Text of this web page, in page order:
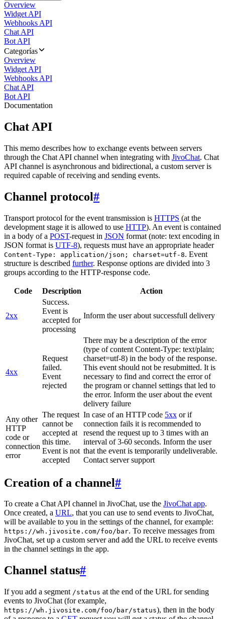
Overview
Widget API
Webhooks API
Chat API
Bot API
Categorías
Overview
Widget API
Webhooks API
Chat API
Bot API
Documentation
Chat API
This memo describes how to exchange events between servers
through the Chat API channel when integrating with JivoChat. Chat
API channel is asynchronous and bidirectional, a custom server is
required capable of receiving and sending events.
Channel protocol#
Transport protocol for the event transmission is HTTPS (at the
development stage it is allowed to use HTTP). An event is contained
in a body of a POST-request in JSON format (note: text encoding in
JSON format is UTF-8), requests must have an appropriate header
Content-Type: application/json; charset=utf-8. Event
structure is described further. Response options are divided into 3
groups according to the HTTP-response code.
Code Description Action
2xx
Success.
Event is
accepted for
processing
Inform the user about successfull delivery
4xx
Request
failed.
Event
rejected
There may be a description of the error
(type of content Content-Type: text/plain;
charset=utf-8) in the body of the response.
This event should not be resubmitted. It is
necessary to find and correct the error of
the program or channel settings that led to
the error. Inform the user about the event
delivery failure
Any other
HTTP
code or
connection
error
The request
cannot be
accepted at
this time.
Event is not
accepted
In case of an HTTP code 5xx or if
connection fails it is recommended to
resend the request up to 3 times with an
interval of 3-60 seconds. Inform the user
that the event is temporarily undeliverable.
Contact server support
Creation of a channel#
To create a Chat API channel in JivoChat, use the JivoChat app.
Once created, a URL, that you can use to send events to JivoChat,
will be available to you in the settings of the channel, for example:
https://wh.jivosite.com/foo/bar. To receive messages from
JivoChat, set up a custom server and add the URL to receive events
in the channel settings in the app.
Channel status#
If you add a segment /status at the end of the URL for sending
events to JivoChat (for example,
https://wh.jivosite.com/foo/bar/status), then in the body